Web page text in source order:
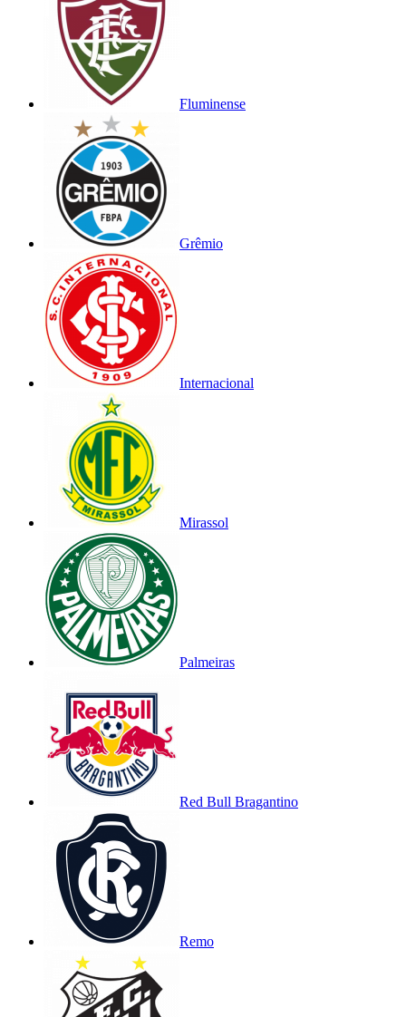
Fluminense
Grêmio
Internacional
Mirassol
Palmeiras
Red Bull Bragantino
Remo